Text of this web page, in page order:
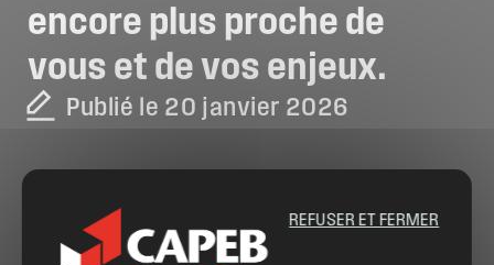
encore plus proche de
vous et devos enjeux.
Publié le 20 janvier 2026
REFUSER ET FERMER